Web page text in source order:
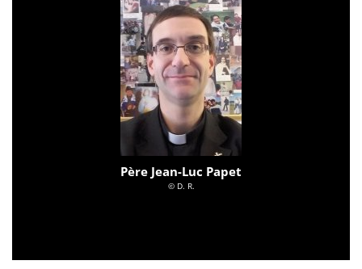
Père Jean-Luc Papet
© D. R.